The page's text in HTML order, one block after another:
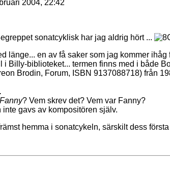
2004, 22:42
sonatcyklisk har jag aldrig hört ...
länge... en av få saker som jag kommer
i Billy-biblioteket... termen finns med i både
Brodin, Forum, ISBN 9137088718) från
? Vem skrev det? Vem var Fanny?
inte gavs av kompositören själv.
hemma i sonatcykeln, särskilt dess